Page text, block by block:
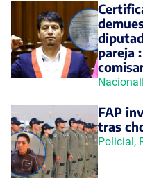
pareja
Nacional
FAP
tras
Policial,